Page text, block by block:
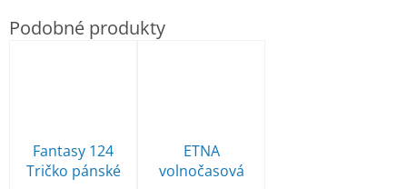
Fantasy 124
Tričko pánské
ETNA
volnočasová